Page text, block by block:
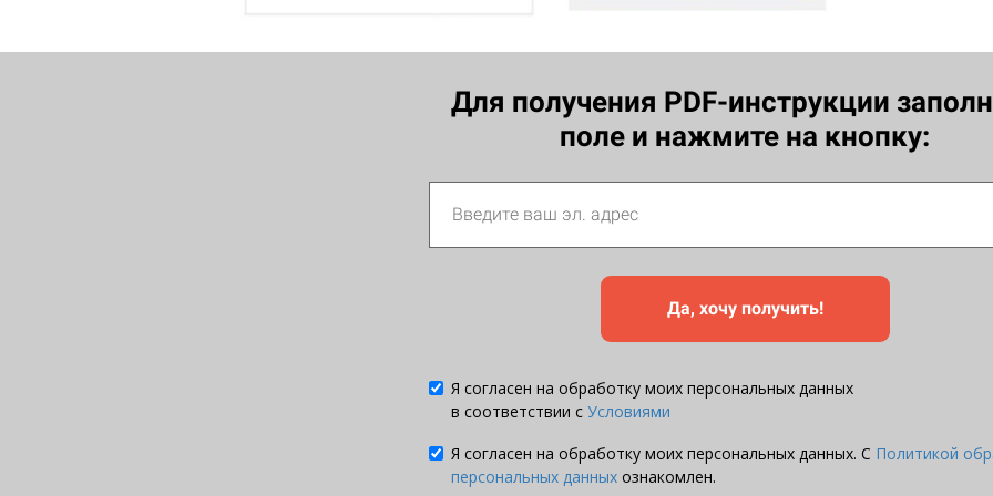
Для получения PDF-инструкции
поле и нажмите на кнопку:
Да, хочу получить!
Я согласен на обработку моих персональных данных
в соответствии с Условиями
Я согласен на обработку моих персональных данных. С Политикой
персональных данных ознакомлен.